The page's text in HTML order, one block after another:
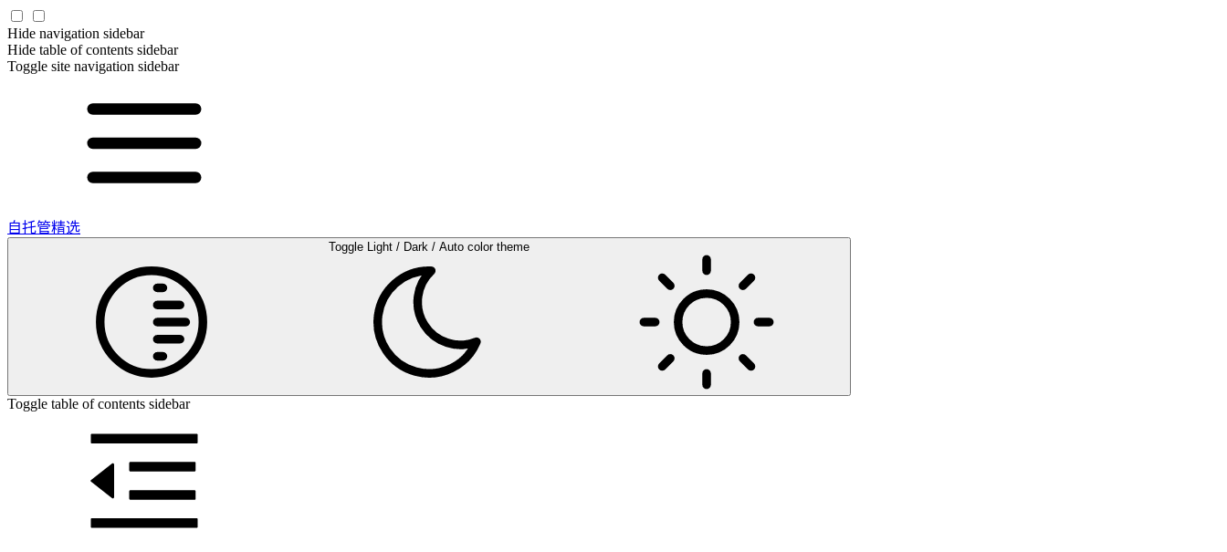
Hide navigation sidebar
Hide table of contents sidebar
Toggle site navigation sidebar
自托管精选
Toggle Light / Dark / Auto color theme
Toggle table of contents sidebar